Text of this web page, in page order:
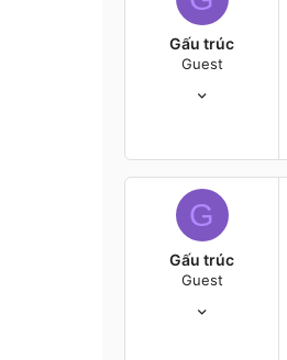
Gấu trúc
Guest
0
HP
G
Gấu trúc
Guest